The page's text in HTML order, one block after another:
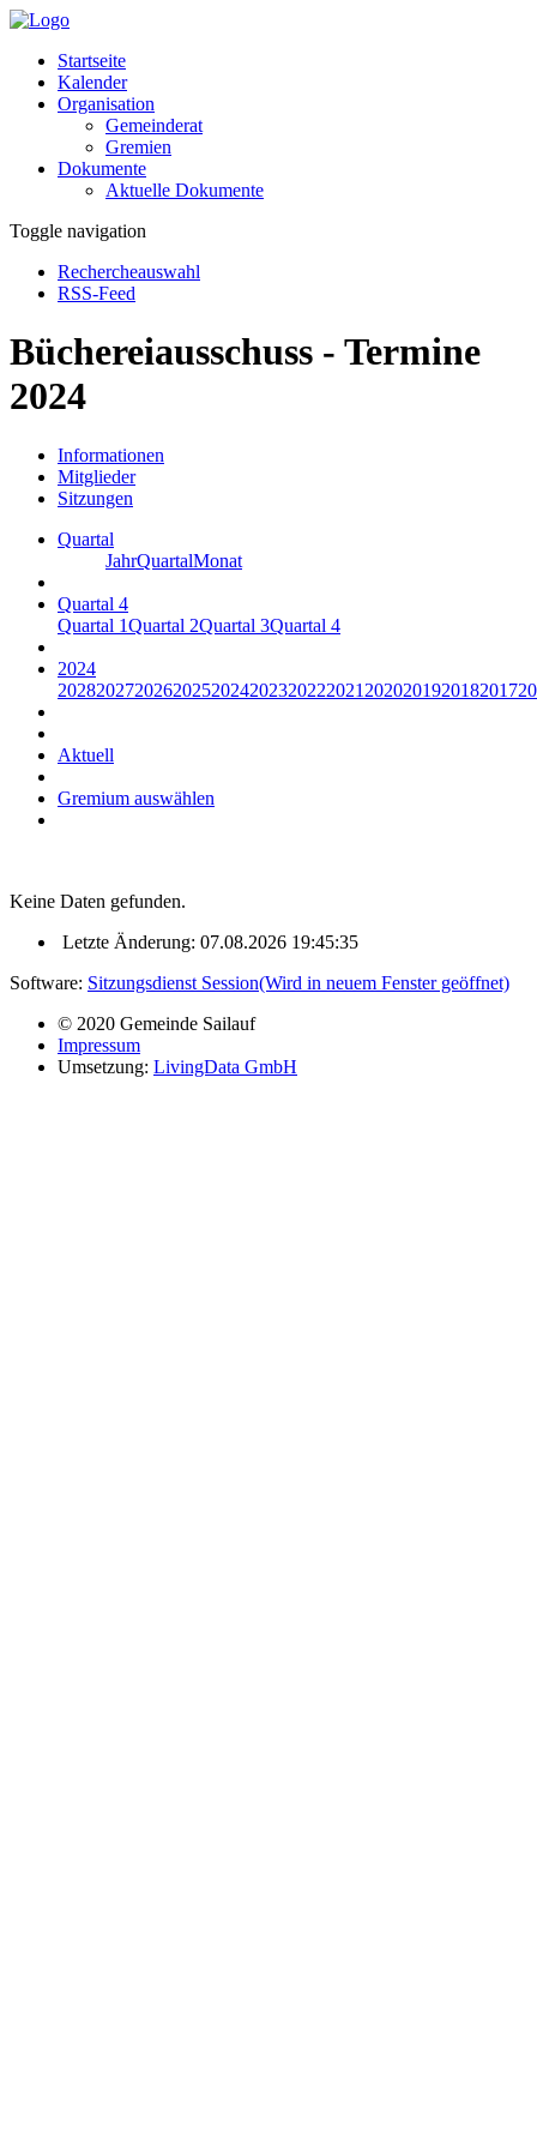
Startseite
Kalender
Organisation
Gemeinderat
Gremien
Dokumente
Aktuelle Dokumente
Toggle navigation
Rechercheauswahl
RSS-Feed
Büchereiausschuss - Termine
2024
Informationen
Mitglieder
Sitzungen
Quartal
JahrQuartalMonat
Quartal 4
Quartal 1Quartal 2Quartal 3Quartal 4
2024
20282027202620252024202320222021 2020201920182017
Aktuell
Gremium auswählen
Keine Daten gefunden.
Letzte Änderung: 07.08.2026 19:45:35
Software: Sitzungsdienst Session(Wird in neuem Fenster geöffnet)
© 2020 Gemeinde Sailauf
Impressum
Umsetzung: LivingData GmbH